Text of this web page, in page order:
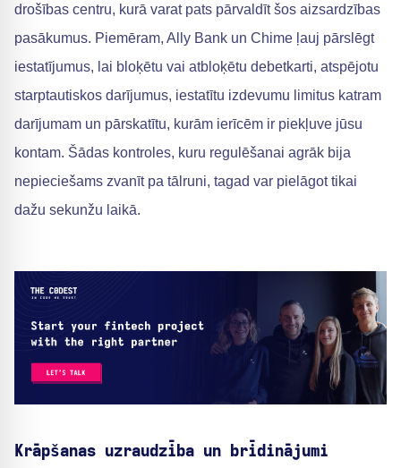
drošības centru, kurā varat pats pārvaldīt šos aizsardzības
pasākumus. Piemēram, Ally Bank un Chime ļauj pārslēgt
iestatījumus, lai bloķētu vai atbloķētu debetkarti, atspējotu
starptautiskos darījumus, iestatītu izdevumu limitus katram
darījumam un pārskatītu, kurām ierīcēm ir piekļuve jūsu
kontam. Šādas kontroles, kuru regulēšanai agrāk bija
nepieciešams zvanīt pa tālruni, tagad var pielāgot tikai
dažu sekunžu laikā.
Krāpšanas uzraudzība un brīdinājumi